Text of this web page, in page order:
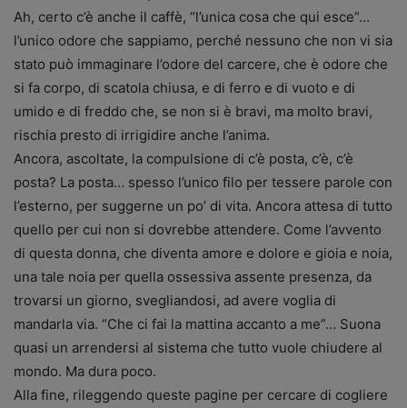
Ah, certo c’è anche il caffè, “l’unica cosa che qui esce”…
l’unico odore che sappiamo, perché nessuno che non vi sia
stato può immaginare l’odore del carcere, che è odore che
si fa corpo, di scatola chiusa, e di ferro e di vuoto e di
umido e di freddo che, se non si è bravi, ma molto bravi,
rischia presto di irrigidire anche l’anima.
Ancora, ascoltate, la compulsione di c’è posta, c’è, c’è
posta? La posta… spesso l’unico filo per tessere parole con
l’esterno, per suggerne un po’ di vita. Ancora attesa di tutto
quello per cui non si dovrebbe attendere. Come l’avvento
di questa donna, che diventa amore e dolore e gioia e noia,
una tale noia per quella ossessiva assente presenza, da
trovarsi un giorno, svegliandosi, ad avere voglia di
mandarla via. “Che ci fai la mattina accanto a me”… Suona
quasi un arrendersi al sistema che tutto vuole chiudere al
mondo. Ma dura poco.
Alla fine, rileggendo queste pagine per cercare di cogliere